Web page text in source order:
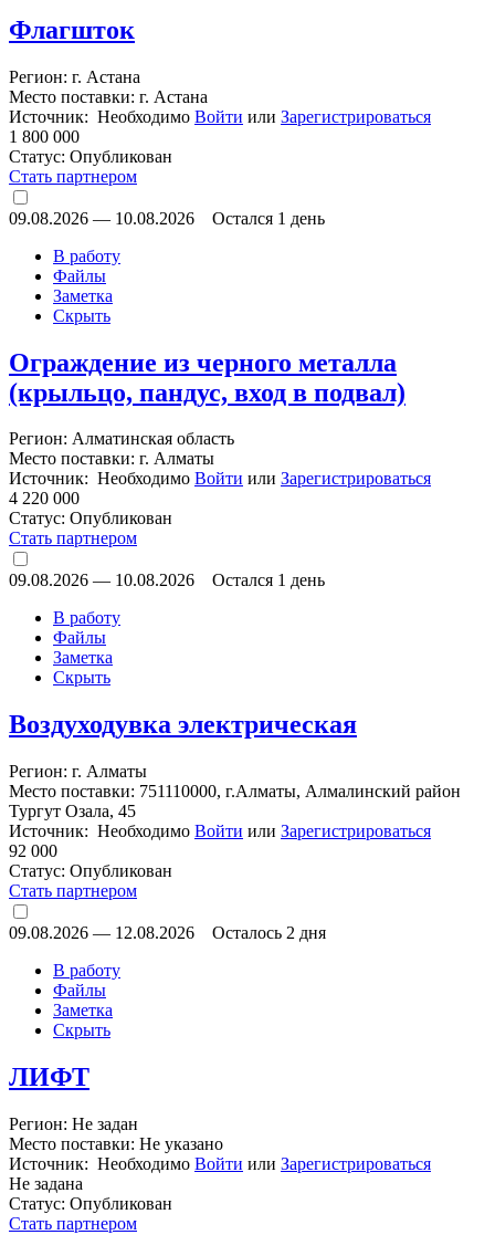
Флагшток
Регион: г. Астана
Место поставки: г. Астана
Источник: Необходимо Войти или Зарегистрироваться
1 800 000
Статус: Опубликован
Стать партнером
09.08.2026 — 10.08.2026
Остался 1 день
В работу
Файлы
Заметка
Скрыть
Ограждение из черного металла
(крыльцо, пандус, вход в подвал)
Регион: Алматинская область
Место поставки: г. Алматы
Источник: Необходимо Войти или Зарегистрироваться
4 220 000
Статус: Опубликован
Стать партнером
09.08.2026 — 10.08.2026
Остался 1 день
В работу
Файлы
Заметка
Скрыть
Воздуходувка электрическая
Регион: г. Алматы
Место поставки: 751110000, г.Алматы, Алмалинский район
Тургут Озала, 45
Источник: Необходимо Войти или Зарегистрироваться
92 000
Статус: Опубликован
Стать партнером
09.08.2026 — 12.08.2026
Осталось 2 дня
В работу
Файлы
Заметка
Скрыть
ЛИФТ
Регион: Не задан
Место поставки: Не указано
Источник: Необходимо Войти или Зарегистрироваться
Не задана
Статус: Опубликован
Стать партнером